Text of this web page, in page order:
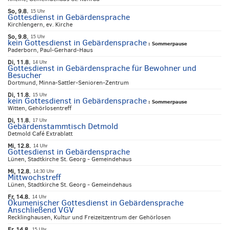
So, 9.8. 15 Uhr
Gottesdienst in Gebärdensprache
Kirchlengern, ev. Kirche
So, 9.8. 15 Uhr
kein Gottesdienst in Gebärdensprache : Sommerpause
Paderborn, Paul-Gerhard-Haus
Di, 11.8. 14 Uhr
Gottesdienst in Gebärdensprache für Bewohner und
Besucher
Dortmund, Minna-Sattler-Senioren-Zentrum
Di, 11.8. 15 Uhr
kein Gottesdienst in Gebärdensprache : Sommerpause
Witten, Gehörlosentreff
Di, 11.8. 17 Uhr
Gebärdenstammtisch Detmold
Detmold Café Extrablatt
Mi, 12.8. 14 Uhr
Gottesdienst in Gebärdensprache
Lünen, Stadtkirche St. Georg - Gemeindehaus
Mi, 12.8. 14:30 Uhr
Mittwochstreff
Lünen, Stadtkirche St. Georg - Gemeindehaus
Fr, 14.8. 14 Uhr
Ökumenischer Gottesdienst in Gebärdensprache
Anschließend VGV
Recklinghausen, Kultur und Freizeitzentrum der Gehörlosen